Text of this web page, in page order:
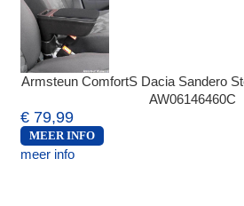
Armsteun ComfortS Dacia Sandero
AW06146460C
€ 79,99
MEER INFO
meer info